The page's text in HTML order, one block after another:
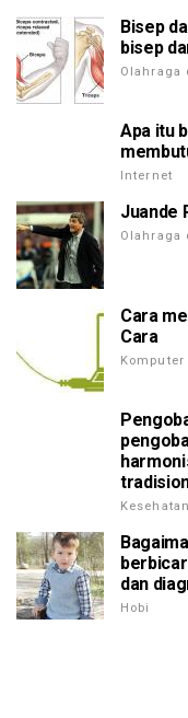
Bisep
bisep
Olahraga
Apa itu
Internet
Juande
Olahraga
Cara
Cara
Komputer
Kesehatan
dan
Hobi